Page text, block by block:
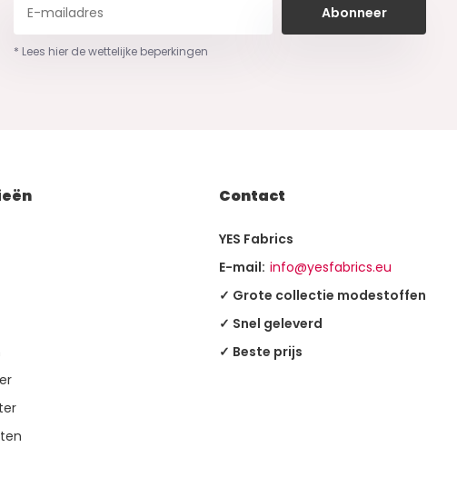
Abonneer
* Lees hier de wettelijke beperkingen
Contact
YES Fabrics
E-mail: info@yesfabrics.eu
✓ Grote collectie modestoffen
✓ Snel geleverd
✓ Beste prijs